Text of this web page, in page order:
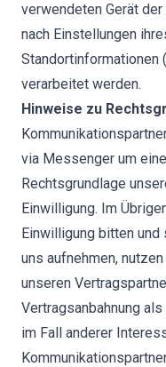
verwendeten Gerät
nach Einstellungen
Standortinformationen
verarbeitet werden.
Hinweise zu
via Messenger um
Rechtsgrundlage
Einwilligung. Im
Einwilligung bitten und
uns aufnehmen,
unseren
Vertragsanbahnung
im Fall anderer